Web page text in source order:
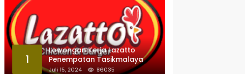
1
Lowongan Kerja Lazatto
Penempatan Tasikmalaya
Juli 15, 2024 86035